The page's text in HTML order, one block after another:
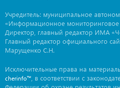
Учредитель: муниципальное
«Информационное мониторинговое
Директор, главный редактор ИМА
Главный редактор официального
Марущенко С.Н.
Исключительные права на
cherinfo™ , в соответствии с